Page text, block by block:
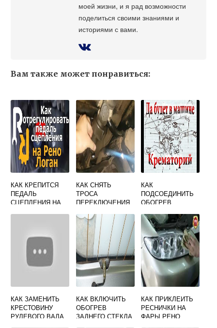
моей жизни, и я рад возможности
поделиться своими знаниями и
историями с вами.
Вам также может понравиться:
КАК КРЕПИТСЯ
ПЕДАЛЬ
СЦЕПЛЕНИЯ НА
КАК СНЯТЬ
ТРОСА
ПЕРЕКЛЮЧЕНИЯ
ЛОГАН 2
КАК
ПОДСОЕДИНИТЬ
ОБОГРЕВ
НА РЕНО ЛОГАН
КАК ЗАМЕНИТЬ
КРЕСТОВИНУ
РУЛЕВОГО ВАЛА
КАК ВКЛЮЧИТЬ
ОБОГРЕВ
ЗАДНЕГО СТЕКЛА
КАК ПРИКЛЕИТЬ
РЕСНИЧКИ НА
ФАРЫ РЕНО